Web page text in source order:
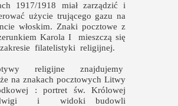
1917/1918 miał zarządzić i
użycie trującego gazu na
włoskim. Znaki pocztowe z
Karola I
mieszczą się
filatelistyki religijnej.
religijne
znajdujemy
na znakach pocztowych Litwy
: portret św. Królowej
i
widoki budowli